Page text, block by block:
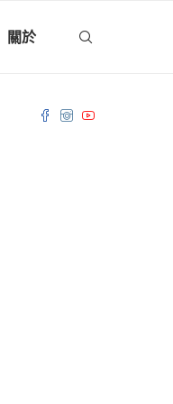
關於